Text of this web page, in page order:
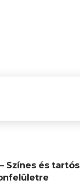
Színes és tartós